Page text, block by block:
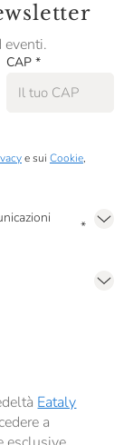
eventi.
CAP *
e sui Cookie,
*
prestato ai
Eataly
a